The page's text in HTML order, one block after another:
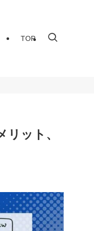
TOP
ット、